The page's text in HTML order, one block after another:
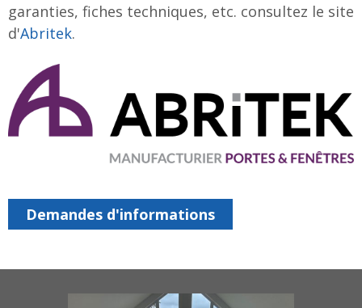
garanties, fiches techniques, etc. consultez le site
d'Abritek.
Demandes d'informations